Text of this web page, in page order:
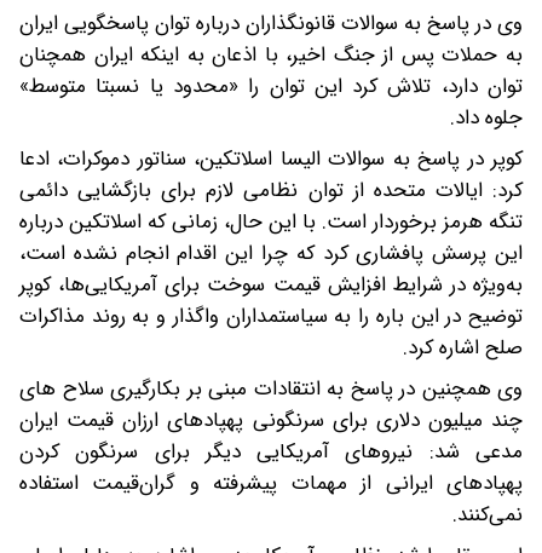
وی در پاسخ به سوالات قانونگذاران درباره توان پاسخگویی ایران
به حملات پس از جنگ اخیر، با اذعان به اینکه ایران همچنان
توان دارد، تلاش کرد این توان را «محدود یا نسبتا متوسط»
جلوه داد.
کوپر در پاسخ به سوالات الیسا اسلاتکین، سناتور دموکرات، ادعا
کرد: ایالات متحده از توان نظامی لازم برای بازگشایی دائمی
تنگه هرمز برخوردار است. با این حال، زمانی که اسلاتکین درباره
این پرسش پافشاری کرد که چرا این اقدام انجام نشده است،
به‌ویژه در شرایط افزایش قیمت سوخت برای آمریکایی‌ها، کوپر
توضیح در این باره را به سیاستمداران واگذار و به روند مذاکرات
صلح اشاره کرد.
وی همچنین در پاسخ به انتقادات مبنی بر بکارگیری سلاح های
چند میلیون دلاری برای سرنگونی پهپادهای ارزان قیمت ایران
مدعی شد: نیروهای آمریکایی دیگر برای سرنگون کردن
پهپادهای ایرانی از مهمات پیشرفته و گران‌قیمت استفاده
نمی‌کنند.